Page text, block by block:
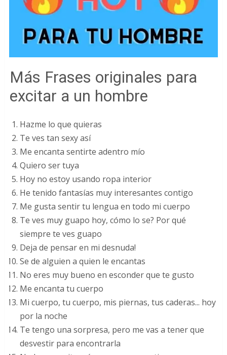
Más Frases originales para
excitar a un hombre
Hazme lo que quieras
Te ves tan sexy así
Me encanta sentirte adentro mío
Quiero ser tuya
Hoy no estoy usando ropa interior
He tenido fantasías muy interesantes contigo
Me gusta sentir tu lengua en todo mi cuerpo
Te ves muy guapo hoy, cómo lo se? Por qué
siempre te ves guapo
Deja de pensar en mi desnuda!
Se de alguien a quien le encantas
No eres muy bueno en esconder que te gusto
Me encanta tu cuerpo
Mi cuerpo, tu cuerpo, mis piernas, tus caderas... hoy
por la noche
Te tengo una sorpresa, pero me vas a tener que
desvestir para encontrarla